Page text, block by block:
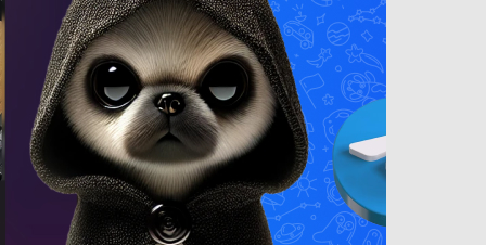
модели, которые сочетают высокую
которым важно удобство, скорость
мощным процессором и качественной